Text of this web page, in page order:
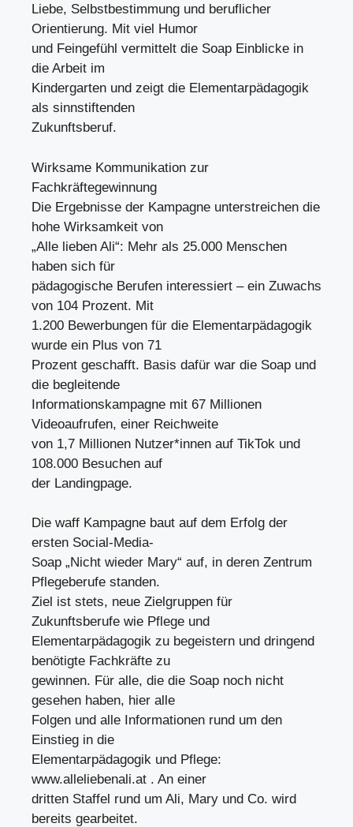
Liebe, Selbstbestimmung und beruflicher
Orientierung. Mit viel Humor
und Feingefühl vermittelt die Soap Einblicke in
die Arbeit im
Kindergarten und zeigt die Elementarpädagogik
als sinnstiftenden
Zukunftsberuf.
Wirksame Kommunikation zur
Fachkräftegewinnung
Die Ergebnisse der Kampagne unterstreichen die
hohe Wirksamkeit von
„Alle lieben Ali“: Mehr als 25.000 Menschen
haben sich für
pädagogische Berufen interessiert – ein Zuwachs
von 104 Prozent. Mit
1.200 Bewerbungen für die Elementarpädagogik
wurde ein Plus von 71
Prozent geschafft. Basis dafür war die Soap und
die begleitende
Informationskampagne mit 67 Millionen
Videoaufrufen, einer Reichweite
von 1,7 Millionen Nutzer*innen auf TikTok und
108.000 Besuchen auf
der Landingpage.
Die waff Kampagne baut auf dem Erfolg der
ersten Social-Media-
Soap „Nicht wieder Mary“ auf, in deren Zentrum
Pflegeberufe standen.
Ziel ist stets, neue Zielgruppen für
Zukunftsberufe wie Pflege und
Elementarpädagogik zu begeistern und dringend
benötigte Fachkräfte zu
gewinnen. Für alle, die die Soap noch nicht
gesehen haben, hier alle
Folgen und alle Informationen rund um den
Einstieg in die
Elementarpädagogik und Pflege:
www.alleliebenali.at . An einer
dritten Staffel rund um Ali, Mary und Co. wird
bereits gearbeitet.